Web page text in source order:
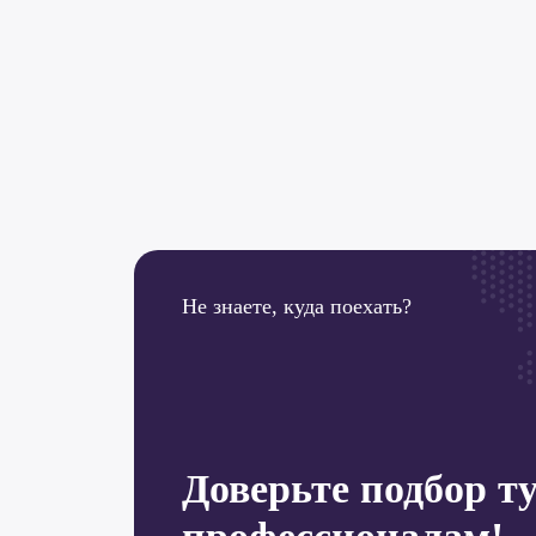
Не знаете, куда поехать?
Доверьте подбор